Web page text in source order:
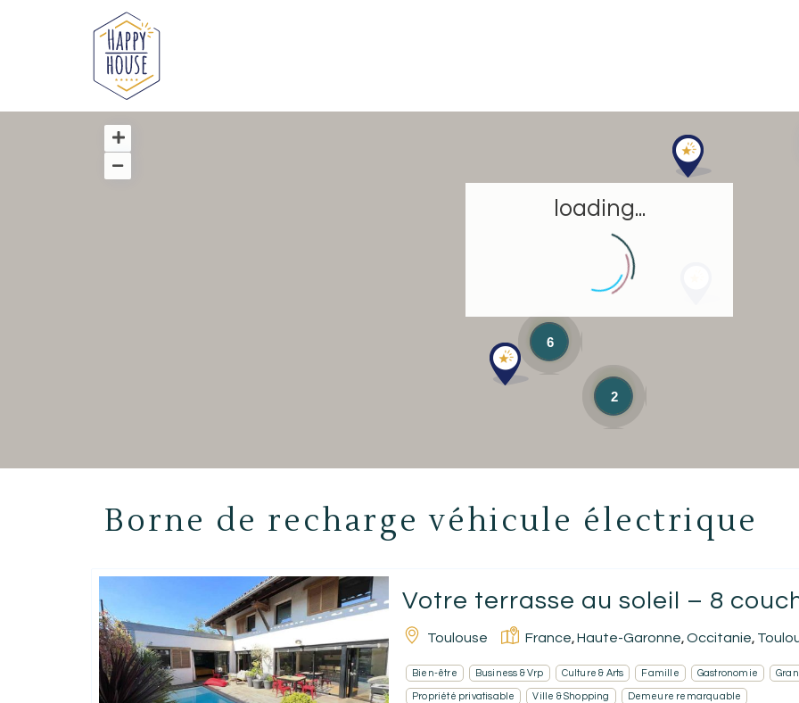
Réserver un séjour
Vous faire voyager
Les séjours à thème
Nos valeurs et engagements
6
2
loading...
Borne de recharge véhicule électrique
Votre terrasse au soleil – 8
Toulouse France, Haute-Garonne, Occitanie,
Bien-être Business & Vrp Culture & Arts Famille Gastronomie
Propriété privatisable Ville & Shopping Demeure remarquable